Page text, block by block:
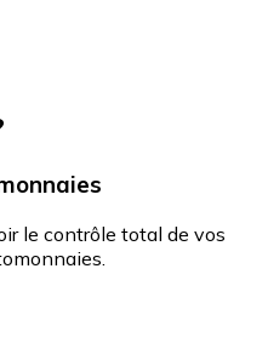
le contrôle total de vos